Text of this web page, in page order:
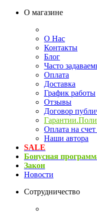
О магазине
О Нас
Контакты
Блог
Часто
Оплата
Доставка
График работы
Отзывы
Договор
Оплата на
Наши автора
SALE
Бонусная
Закон
Новости
Сотрудничество